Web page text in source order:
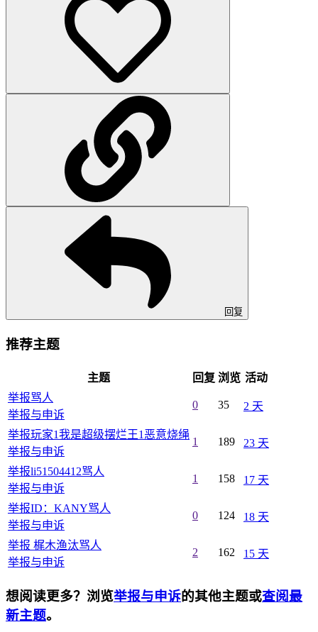
回复
推荐主题
主题 回复 浏览 活动
举报骂人
举报与申诉
0 35 2 天
举报玩家1我是超级摆烂王1恶意烧绳
举报与申诉
1 189 23 天
举报li51504412骂人
举报与申诉
1 158 17 天
举报ID：KANY骂人
举报与申诉
0 124 18 天
举报 梶木渔汰骂人
举报与申诉
2 162 15 天
想阅读更多？浏览举报与申诉的其他主题或查阅最
新主题。